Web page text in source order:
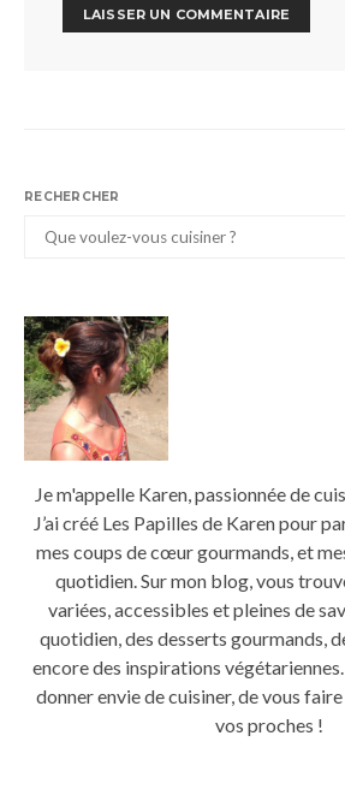
RECHERCHER
Je m'appelle Karen, passionnée de
J’ai créé Les Papilles de Karen pour
mes coups de cœur gourmands, et
quotidien. Sur mon blog, vous
variées, accessibles et pleines de
quotidien, des desserts gourmands,
encore des inspirations
donner envie de cuisiner, de vous
vos proches !